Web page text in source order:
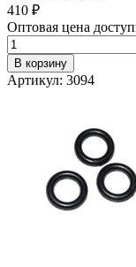
410 ₽
Оптовая цена
В корзину
Артикул: 3094